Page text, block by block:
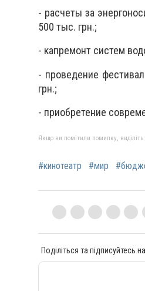
- расчеты за
500 тыс. грн.;
- капремонт систем
- проведение
грн.;
- приобретение
Якщо ви помітили помилку, виділіть
#кинотеатр #мир
Поділіться та підписуйтесь